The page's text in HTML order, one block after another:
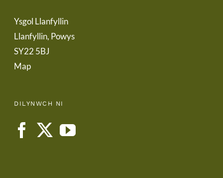
Ysgol Llanfyllin
Llanfyllin, Powys
SY22 5BJ
Map
DILYNWCH NI